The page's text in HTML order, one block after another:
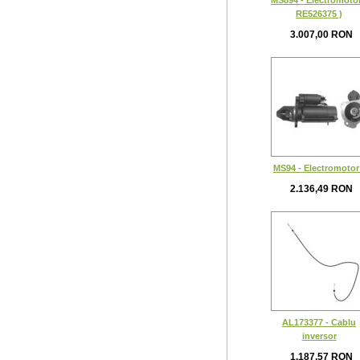
RE526375 )
3.007,00 RON
MS94 -
2.136,49 RON
AL173377 - Cablu
inversor
1.187,57 RON